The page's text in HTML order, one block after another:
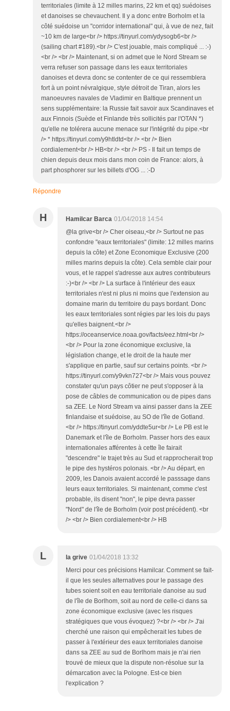
territoriales (limite à 12 milles marins, 22 km et qq) suédoises
et danoises se chevauchent. Il y a donc entre Borholm et la
côté suédoise un "corridor international" qui, à vue de nez, fait
~10 km de large<br /> https://tinyurl.com/ydysogb6<br />
(sailing chart #189).<br /> C'est jouable, mais compliqué ... :-)
<br /> <br /> Maintenant, si on admet que le Nord Stream se
verra refuser son passage dans les eaux territoriales
danoises et devra donc se contenter de ce qui ressemblera
fort à un point névralgique, style détroit de Tiran, alors les
manoeuvres navales de Vladimir en Baltique prennent un
sens supplémentaire: la Russie fait savoir aux Scandinaves et
aux Finnois (Suède et Finlande très sollicités par l'OTAN *)
qu'elle ne tolérera aucune menace sur l'intégrité du pipe.<br
/> * https://tinyurl.com/y9htldtd<br /> <br /> Bien
cordialement<br /> HB<br /> <br /> PS - Il fait un temps de
chien depuis deux mois dans mon coin de France: alors, à
part phosphorer sur les billets d'OG ... :-D
Répondre
H Hamilcar Barca 01/04/2018 14:54
@la grive<br /> Cher oiseau,<br /> Surtout ne pas
confondre "eaux territoriales" (limite: 12 milles marins
depuis la côte) et Zone Economique Exclusive (200
milles marins depuis la côte). Cela semble clair pour
vous, et le rappel s'adresse aux autres contributeurs
:-)<br /> <br /> La surface à l'intérieur des eaux
territoriales n'est ni plus ni moins que l'extension au
domaine marin du territoire du pays bordant. Donc
les eaux territoriales sont régies par les lois du pays
qu'elles baignent.<br />
https://oceanservice.noaa.gov/facts/eez.html<br />
<br /> Pour la zone économique exclusive, la
législation change, et le droit de la haute mer
s'applique en partie, sauf sur certains points. <br />
https://tinyurl.com/y9vkn727<br /> Mais vous pouvez
constater qu'un pays côtier ne peut s'opposer à la
pose de câbles de communication ou de pipes dans
sa ZEE. Le Nord Stream va ainsi passer dans la ZEE
finlandaise et suédoise, au SO de l'île de Gotland.
<br /> https://tinyurl.com/yddte5ur<br /> Le PB est le
Danemark et l'île de Borholm. Passer hors des eaux
internationales afférentes à cette île fairait
"descendre" le trajet très au Sud et rapprocherait trop
le pipe des hystéros polonais. <br /> Au départ, en
2009, les Danois avaient accordé le passsage dans
leurs eaux territoriales. Si maintenant, comme c'est
probable, ils disent "non", le pipe devra passer
"Nord" de l'île de Borholm (voir post précédent). <br
/> <br /> Bien cordialement<br /> HB
L la grive 01/04/2018 13:32
Merci pour ces précisions Hamilcar. Comment se fait-
il que les seules alternatives pour le passage des
tubes soient soit en eau territoriale danoise au sud
de l'île de Borlhom, soit au nord de celle-ci dans sa
zone économique exclusive (avec les risques
stratégiques que vous évoquez) ?<br /> <br /> J'ai
cherché une raison qui empêcherait les tubes de
passer à l'extérieur des eaux territoriales danoise
dans sa ZEE au sud de Borlhom mais je n'ai rien
trouvé de mieux que la dispute non-résolue sur la
démarcation avec la Pologne. Est-ce bien
l'explication ?